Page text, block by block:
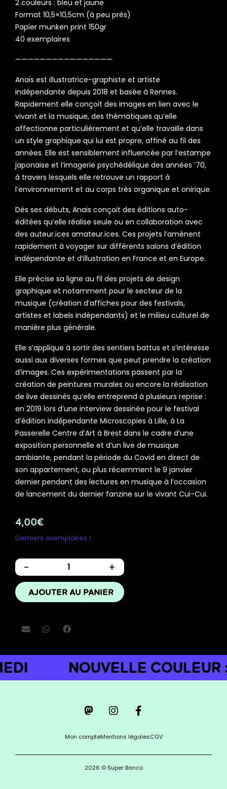
2 couleurs : bleu et jaune
Format 10,5×10,5cm (à peu près)
Papier munken print 150gr
40 exemplaires
————————————————
Anaïs est illustratrice-graphiste et artiste
indépendante depuis 2018 et basée à Rennes.
Rapidement elle conçoit des images en lien avec le
vivant et la musique, des thématiques qu’elle
affectionne particulièrement et qu’elle travaille dans
un style graphique qui lui est propre, affiné au fil des
années. Elle est sensiblement influencée par l’estampe
japonaise et l’imagerie psychédélique des années ’70,
à travers lesquels elle retrouve un rapport à
l’environnement et au corps très organique et onirique.
Dès ses débuts, Anaïs conçoit des éditions auto-
éditées qu’elle réalise seule ou en collaboration avec
des auteur.ices amateur.ices. Ces projets l’amènent
rapidement à voyager sur différents salons d’édition
indépendante et d’illustration en France et en Europe.
Elle précise sa ligne au fil des projets de design
graphique et notamment pour le secteur de la
musique (création d’affiches pour des festivals,
artistes et labels indépendants) et le milieu culturel de
manière plus générale.
Elle s’applique à sortir des sentiers battus et s’intéresse
aussi aux diverses formes que peut prendre la création
d’images. Ces expérimentations passent par la
création de peintures murales ou encore la réalisation
de live dessinés qu’elle entreprend à plusieurs reprise :
en 2019 lors d’une interview dessinée pour le festival
d’édition indépendante Microscopies à Lille, à La
Passerelle Centre d’Art à Brest dans le cadre d’une
exposition personnelle et d’un live de musique
ambiante, pendant la période du Covid en direct de
son appartement, ou plus récemment le 9 janvier
dernier pendant des lectures en musique à l’occasion
de lancement du dernier fanzine sur le vivant Cui-Cui.
4,00€
Derniers exemplaires !
- +
AJOUTER AU PANIER
NOUVELLE COULEUR :
Mon compteMentions légalesCGV
2026 © Super Banco